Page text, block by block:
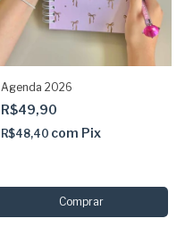
Agenda 2026
R$49,90
R$48,40 com Pix
Comprar